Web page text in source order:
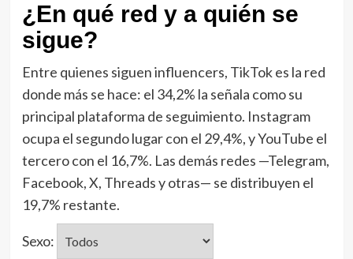
¿En qué red y a quién se
sigue?
Entre quienes siguen influencers, TikTok es la red
donde más se hace: el 34,2% la señala como su
principal plataforma de seguimiento. Instagram
ocupa el segundo lugar con el 29,4%, y YouTube el
tercero con el 16,7%. Las demás redes —Telegram,
Facebook, X, Threads y otras— se distribuyen el
19,7% restante.
Sexo: